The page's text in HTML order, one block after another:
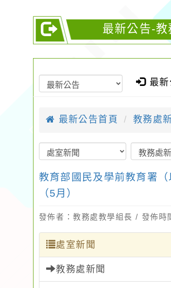
最新公告-
最新
最新公告首頁 教務處
教育部國民及學前教育署
（5月）
發佈者：教務處教學組長 / 發佈
處室新聞
教務處新聞